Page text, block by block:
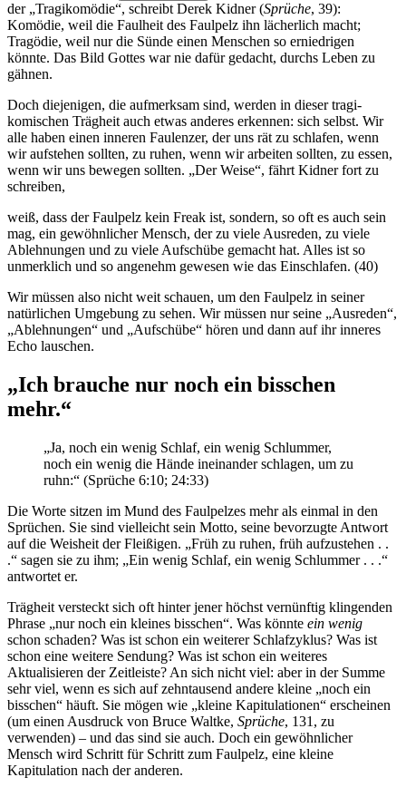
der „Tragikomödie“, schreibt Derek Kidner (Sprüche, 39):
Komödie, weil die Faulheit des Faulpelz ihn lächerlich macht;
Tragödie, weil nur die Sünde einen Menschen so erniedrigen
könnte. Das Bild Gottes war nie dafür gedacht, durchs Leben zu
gähnen.
Doch diejenigen, die aufmerksam sind, werden in dieser tragi-
komischen Trägheit auch etwas anderes erkennen: sich selbst. Wir
alle haben einen inneren Faulenzer, der uns rät zu schlafen, wenn
wir aufstehen sollten, zu ruhen, wenn wir arbeiten sollten, zu essen,
wenn wir uns bewegen sollten. „Der Weise“, fährt Kidner fort zu
schreiben,
weiß, dass der Faulpelz kein Freak ist, sondern, so oft es auch sein
mag, ein gewöhnlicher Mensch, der zu viele Ausreden, zu viele
Ablehnungen und zu viele Aufschübe gemacht hat. Alles ist so
unmerklich und so angenehm gewesen wie das Einschlafen. (40)
Wir müssen also nicht weit schauen, um den Faulpelz in seiner
natürlichen Umgebung zu sehen. Wir müssen nur seine „Ausreden“,
„Ablehnungen“ und „Aufschübe“ hören und dann auf ihr inneres
Echo lauschen.
„Ich brauche nur noch ein bisschen
mehr.“
„Ja, noch ein wenig Schlaf, ein wenig Schlummer,
noch ein wenig die Hände ineinander schlagen, um zu
ruhn:“ (‭‭Sprüche‬ ‭6‬:‭10‬; 24:33)
Die Worte sitzen im Mund des Faulpelzes mehr als einmal in den
Sprüchen. Sie sind vielleicht sein Motto, seine bevorzugte Antwort
auf die Weisheit der Fleißigen. „Früh zu ruhen, früh aufzustehen . .
.“ sagen sie zu ihm; „Ein wenig Schlaf, ein wenig Schlummer . . .“
antwortet er.
Trägheit versteckt sich oft hinter jener höchst vernünftig klingenden
Phrase „nur noch ein kleines bisschen“. Was könnte ein wenig
schon schaden? Was ist schon ein weiterer Schlafzyklus? Was ist
schon eine weitere Sendung? Was ist schon ein weiteres
Aktualisieren der Zeitleiste? An sich nicht viel: aber in der Summe
sehr viel, wenn es sich auf zehntausend andere kleine „noch ein
bisschen“ häuft. Sie mögen wie „kleine Kapitulationen“ erscheinen
(um einen Ausdruck von Bruce Waltke, Sprüche, 131, zu
verwenden) – und das sind sie auch. Doch ein gewöhnlicher
Mensch wird Schritt für Schritt zum Faulpelz, eine kleine
Kapitulation nach der anderen.